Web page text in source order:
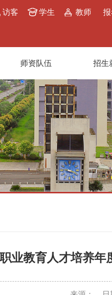
访客 学生 教师
师资队伍 招生
业教育人才培养年